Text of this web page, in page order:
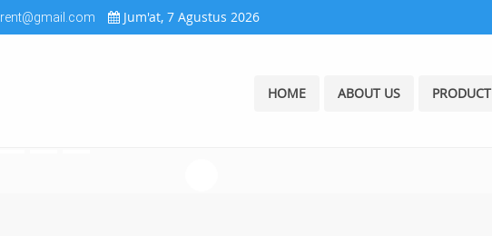
Jum'at, 7 Agustus 2026
HOME ABOUT US PRODUCT